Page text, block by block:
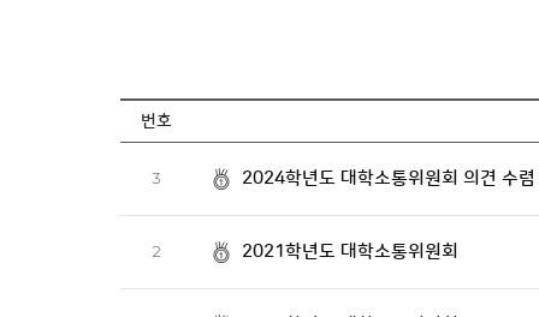
번호
3 2024학년도 대학소통위원회 의견 수렴
2 2021학년도 대학소통위원회